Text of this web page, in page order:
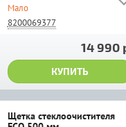
Мало
8200069377
14 990
КУПИТЬ
Щеткa стеклоочистителя